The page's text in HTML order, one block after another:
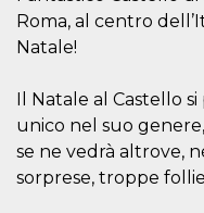
Roma, al centro
Natale!
Il Natale al Castello
unico nel suo
se ne vedrà altrove,
sorprese, troppe
CookieScriptConsent